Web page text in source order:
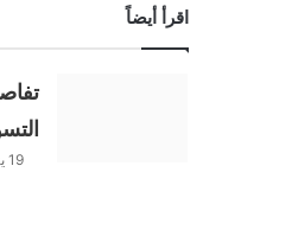
اقرأ أيضاً
19 يناير، 2026